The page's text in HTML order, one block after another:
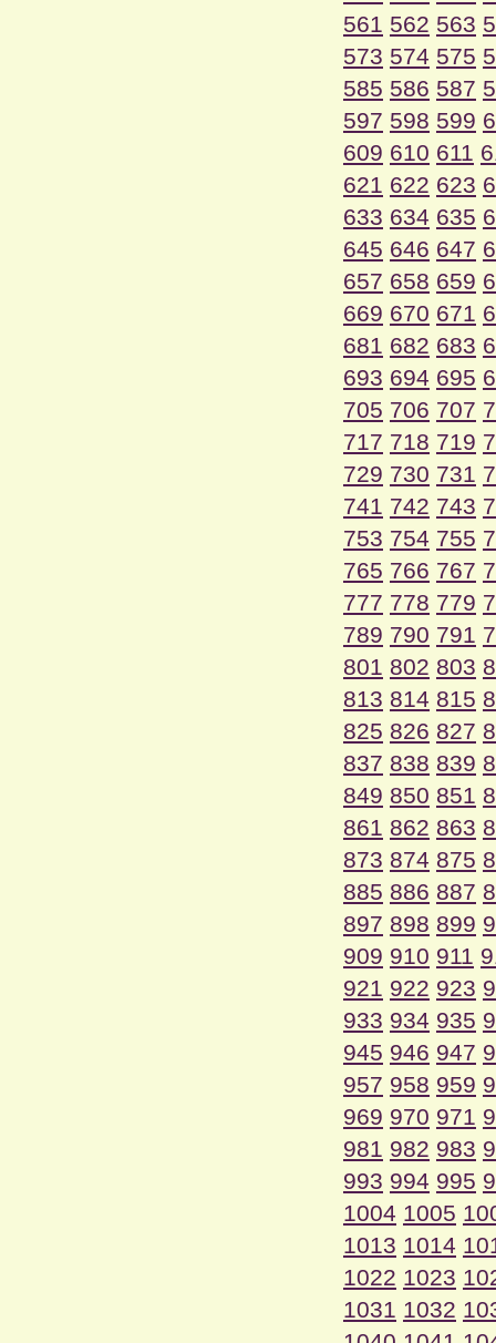
561 562 563
573 574 575
585 586 587
597 598 599
609 610 611
621 622 623
633 634 635
645 646 647
657 658 659
669 670 671
681 682 683
693 694 695
705 706 707
717 718 719
729 730 731
741 742 743
753 754 755
765 766 767
777 778 779
789 790 791
801 802 803
813 814 815
825 826 827
837 838 839
849 850 851
861 862 863
873 874 875
885 886 887
897 898 899
909 910 911
921 922 923
933 934 935
945 946 947
957 958 959
969 970 971
981 982 983
993 994 995
1004 1005
1013 1014
1022 1023
1031 1032